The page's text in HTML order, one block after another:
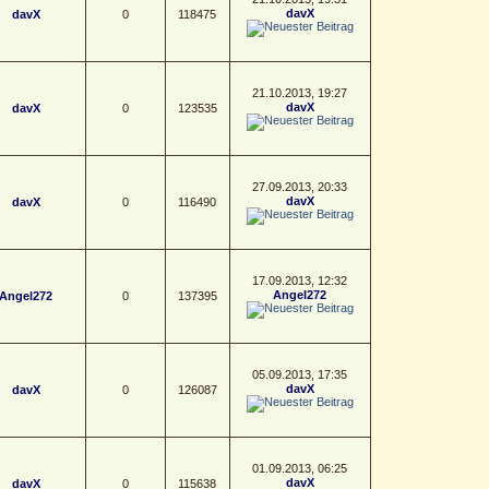
davX 0 118475
davX
davX 0 123535
21.10.2013, 19:27
davX
davX 0 116490
27.09.2013, 20:33
davX
Angel272 0 137395
17.09.2013, 12:32
Angel272
davX 0 126087
05.09.2013, 17:35
davX
davX 0 115638
01.09.2013, 06:25
davX